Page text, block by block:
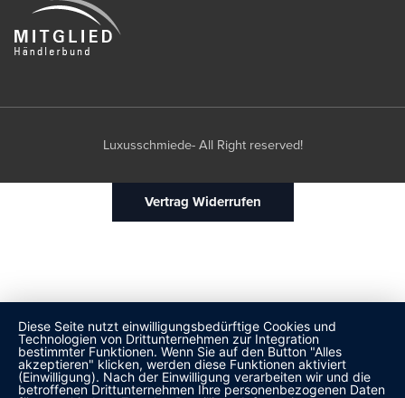
Luxusschmiede- All Right reserved!
Vertrag Widerrufen
Diese Seite nutzt einwilligungsbedürftige Cookies und
Technologien von Drittunternehmen zur Integration
bestimmter Funktionen. Wenn Sie auf den Button "Alles
akzeptieren" klicken, werden diese Funktionen aktiviert
(Einwilligung). Nach der Einwilligung verarbeiten wir und die
betroffenen Drittunternehmen Ihre personenbezogenen Daten